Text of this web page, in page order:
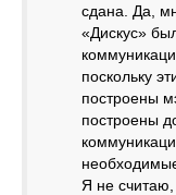
сдана. Да,
«Дискус»
поскольку
построены
построены
Я не